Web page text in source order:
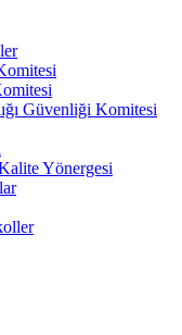
Güvenliği Komitesi
Yönergesi